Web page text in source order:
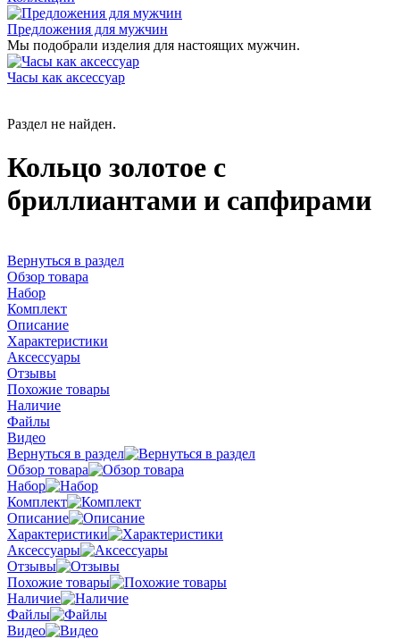
Предложения для мужчин
Мы подобрали изделия для настоящих мужчин.
Часы как аксессуар
Раздел не найден.
Кольцо золотое с
бриллиантами и сапфирами
Вернуться в раздел
Обзор товара
Набор
Комплект
Описание
Характеристики
Аксессуары
Отзывы
Похожие товары
Наличие
Файлы
Видео
Вернуться в раздел
Обзор товара
Набор
Комплект
Описание
Характеристики
Аксессуары
Отзывы
Похожие товары
Наличие
Файлы
Видео